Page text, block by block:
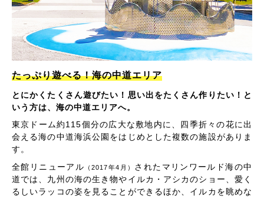
たっぷり遊べる！海の中道エリア
とにかくたくさん遊びたい！思い出をたくさん作りたい！と
いう方は、海の中道エリアへ。
東京ドーム約115個分の広大な敷地内に、四季折々の花に出
会える海の中道海浜公園をはじめとした複数の施設がありま
す。
全館リニューアル （2017年4月） されたマリンワールド海の中
道では、九州の海の生き物やイルカ・アシカのショー、愛く
るしいラッコの姿を見ることができるほか、イルカを眺めな